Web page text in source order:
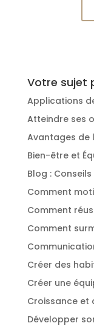
Votre sujet
Applications
Atteindre ses
Avantages de
Bien-être et
Blog :
Comment
Comment
Comment
Créer des
Créer une
Croissance et
Développer